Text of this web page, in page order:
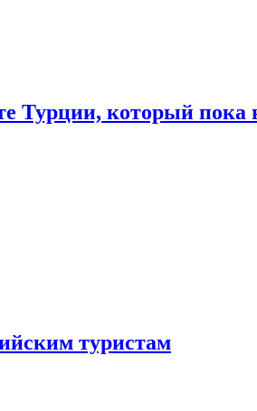
Турции, который пока
туристам